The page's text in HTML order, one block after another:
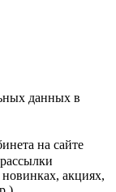
данных в
на сайте
акциях,